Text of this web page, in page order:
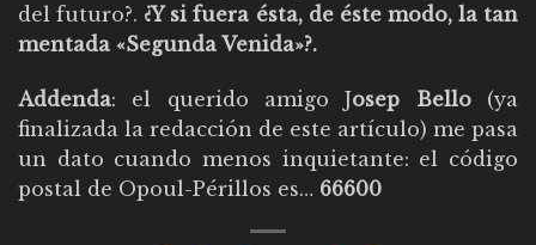
del futuro?. ¿Y si fuera ésta, de éste modo, la tan
mentada «Segunda Venida»?.
Addenda: el querido amigo Josep Bello(ya
finalizada la redacción de este artículo) me pasa
un dato cuando menos inquietante: el código
postal de Opoul-Périllos es… 66600